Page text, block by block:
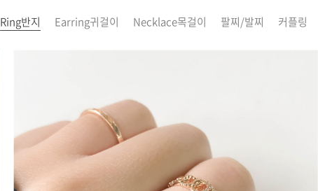
Ring반지 Earring귀걸이 Necklace목걸이 팔찌/발찌 커플링